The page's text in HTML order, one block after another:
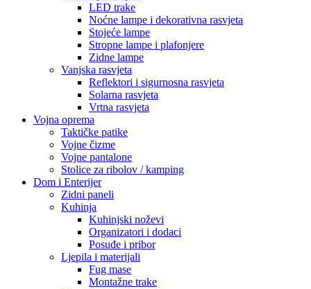
LED trake
Noćne lampe i dekorativna rasvjeta
Stojeće lampe
Stropne lampe i plafonjere
Zidne lampe
Vanjska rasvjeta
Reflektori i sigurnosna rasvjeta
Solarna rasvjeta
Vrtna rasvjeta
Vojna oprema
Taktičke patike
Vojne čizme
Vojne pantalone
Stolice za ribolov / kamping
Dom i Enterijer
Zidni paneli
Kuhinja
Kuhinjski noževi
Organizatori i dodaci
Posuđe i pribor
Ljepila i materijali
Fug mase
Montažne trake